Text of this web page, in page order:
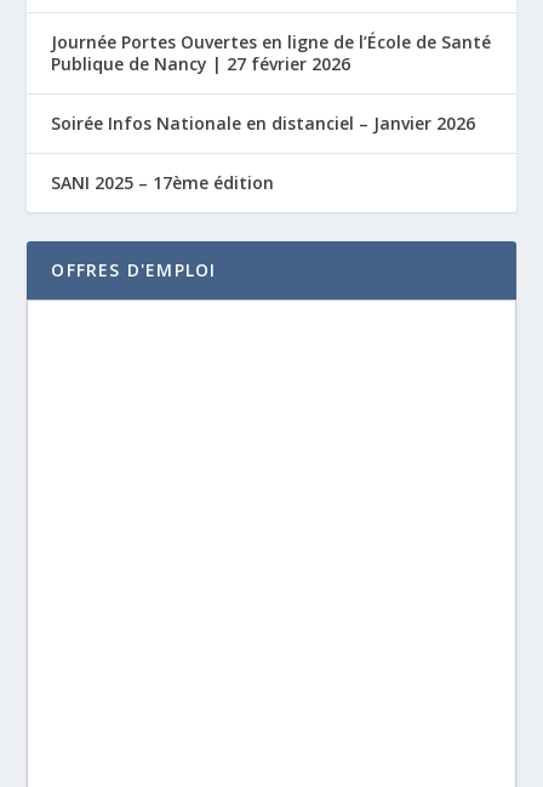
Journée Portes Ouvertes en ligne de l’École de Santé
Publique de Nancy | 27 février 2026
Soirée Infos Nationale en distanciel – Janvier 2026
SANI 2025 – 17ème édition
OFFRES D'EMPLOI